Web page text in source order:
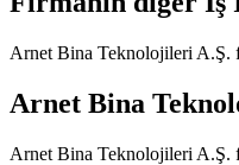
Arnet Bina Teknolojileri A.Ş.
Arnet Bina
Arnet Bina Teknolojileri A.Ş.